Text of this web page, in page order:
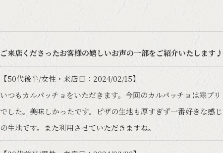
ご来店くださったお客様の嬉しいお声の一部をご紹介いたします♪
【50代後半/女性・来店日：2024/02/15】
いつもカルパッチョをいただきます。今回のカルパッチョは寒ブリ
でした。美味しかったです。ピザの生地も厚すぎず一番好きな感じ
の生地です。また利用させていただきますね。